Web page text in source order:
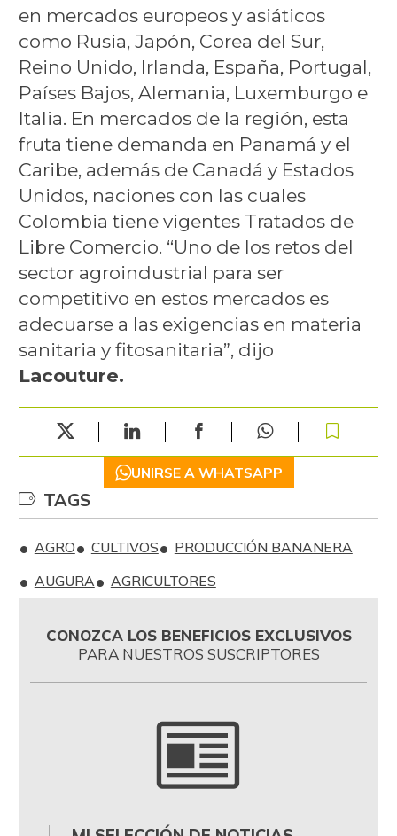
en mercados europeos y asiáticos
como Rusia, Japón, Corea del Sur,
Reino Unido, Irlanda, España, Portugal,
Países Bajos, Alemania, Luxemburgo e
Italia. En mercados de la región, esta
fruta tiene demanda en Panamá y el
Caribe, además de Canadá y Estados
Unidos, naciones con las cuales
Colombia tiene vigentes Tratados de
Libre Comercio. “Uno de los retos del
sector agroindustrial para ser
competitivo en estos mercados es
adecuarse a las exigencias en materia
sanitaria y fitosanitaria”, dijo
Lacouture.
UNIRSE A WHATSAPP
TAGS
AGRO CULTIVOS
PRODUCCIÓN BANANERA
AUGURA
AGRICULTORES
CONOZCA LOS BENEFICIOS EXCLUSIVOS
PARA NUESTROS SUSCRIPTORES